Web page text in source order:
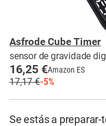
Asfrode Cube Timer
sensor de gravidade
16,25 €Amazon ES
17,17 €-5%
Se estás a